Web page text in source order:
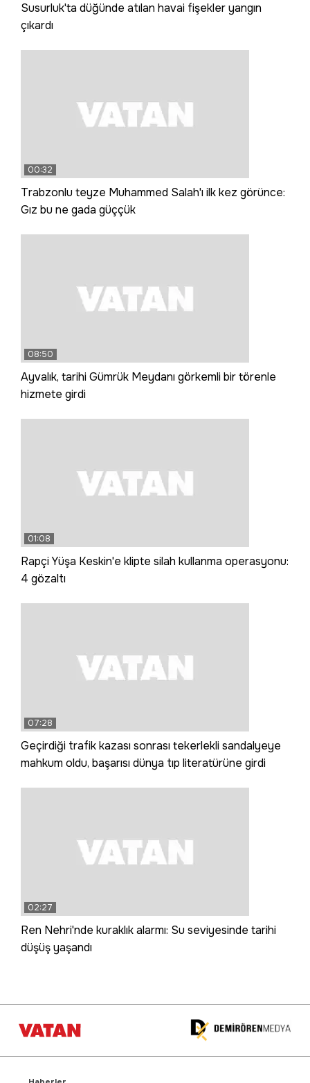
Susurluk'ta düğünde atılan havai fişekler yangın
çıkardı
00:32
Trabzonlu teyze Muhammed Salah'ı ilk kez görünce:
Gız bu ne gada güççük
08:50
Ayvalık, tarihi Gümrük Meydanı görkemli bir törenle
hizmete girdi
01:08
Rapçi Yüşa Keskin'e klipte silah kullanma operasyonu:
4 gözaltı
07:28
Geçirdiği trafik kazası sonrası tekerlekli sandalyeye
mahkum oldu, başarısı dünya tıp literatürüne girdi
02:27
Ren Nehri'nde kuraklık alarmı: Su seviyesinde tarihi
düşüş yaşandı